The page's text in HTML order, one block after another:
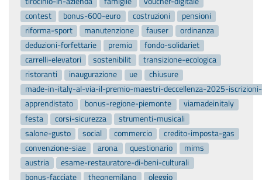
contest
bonus-600-euro costruzioni
pensioni
riforma-sport
manutenzione fauser
ordinanza
deduzioni-forfettarie
premio
fondo-solidariet
carrelli-elevatori
sostenibilit
transizione-ecologica
ristoranti
inaugurazione ue
chiusure
made-in-italy-al-via-il-premio-maestri-deccellenza-2025-
apprendistato
bonus-regione-piemonte
viamadeinitaly
festa
corsi-sicurezza
strumenti-musicali
salone-gusto
social commercio
credito-imposta-gas
convenzione-siae
arona questionario
mims
austria
esame-restauratore-di-beni-culturali
bonus-facciate
theonemilano
oleggio